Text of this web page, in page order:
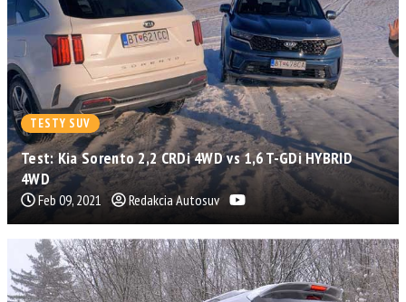
TESTY SUV
Test: Kia Sorento 2,2 CRDi 4WD vs 1,6 T-GDi HYBRID
4WD
Feb 09, 2021 Redakcia Autosuv